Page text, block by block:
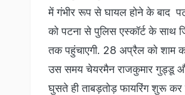
में गंभीर रूप से घायल होने के बाद
को पटना से पुलिस एस्कॉर्ट के साथ
तक पहुंचाएगी. 28 अप्रैल को शाम
उस समय चेयरमैन राजकुमार गुड्डू
घुसते ही ताबड़तोड़ फायरिंग शुरू कर